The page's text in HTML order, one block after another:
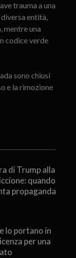
trauma a una
entità,
mentre una
codice verde
sono chiusi
e la rimozione
di Trump alla
quando
propaganda
lo portano in
per una